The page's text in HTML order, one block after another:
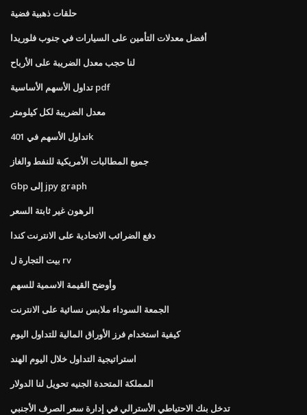
حلقات ذهبية فضية
أفضل معدلات التأمين على السيارات في جنوب فلوريدا
لنا حجب معدل الضريبة على الأرباح
تداول الأسهم الأساسية pdf
معدل الضريبة لكل كيلومتر
تداول الأسهم في 401k
جميع المطالبات الأمريكية للنفط والغاز
Gbp إلى jpy graph
الرهون غير ثابتة السعر
دفع الضرائب الاتحادية على الانترنت كندا
بيت التجارة ل rv
وأوضح القيمة الاسمية للسهم
الجمعة السوداء ملابس نسائية على الانترنت
كيفية استخدام فرز الأوراق المالية للتداول اليوم
استراتيجية التداول خلال اليوم الهند
المملكة المتحدة الجنيه تحويل لنا الدولار
تدخل بنك الاحتياطي الأسترالي في إدارة سعر الصرف الأجنبي